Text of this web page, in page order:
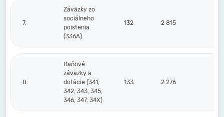
7.
Záväzky zo
sociálneho
poistenia
(336A)
132 2 815
8.
Daňové
záväzky a
dotácie (341,
342, 343, 345,
346, 347, 34X)
133 2 276